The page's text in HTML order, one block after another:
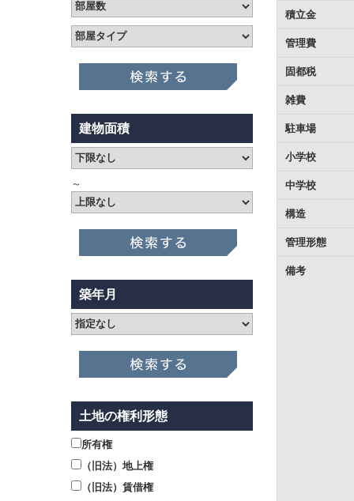
建物面積
～
築年月
土地の権利形態
所有権
（旧法）地上権
（旧法）賃借権
積立金
管理費
固都税
雑費
駐車場
小学校
中学校
構造
管理形態
備考